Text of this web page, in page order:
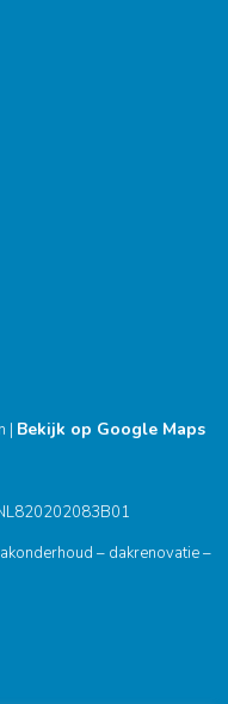
| Bekijk op Google Maps
– dakrenovatie –